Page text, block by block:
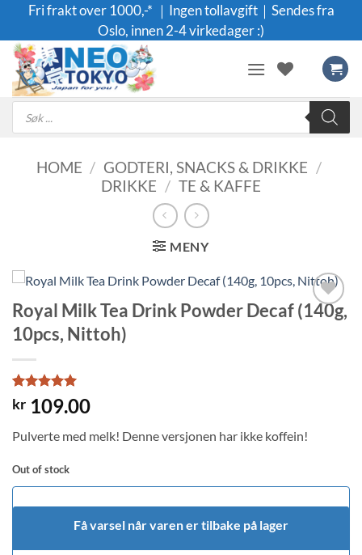
content
Fri frakt over 1000,-* ｜Ingen tollavgift｜Sendes fra
Oslo, innen 2-4 virkedager :)
Products
search
HOME / GODTERI, SNACKS & DRIKKE /
DRIKKE / TE & KAFFE
MENY
Legg til i
Royal Milk Tea Drink Powder Decaf (140g,
10pcs, Nittoh)
Rated5
out of 5
1
customer
kr 109.00
Pulverte med melk! Denne versjonen har ikke koffein!
Out of stock
Få varsel når varen er tilbake på lager